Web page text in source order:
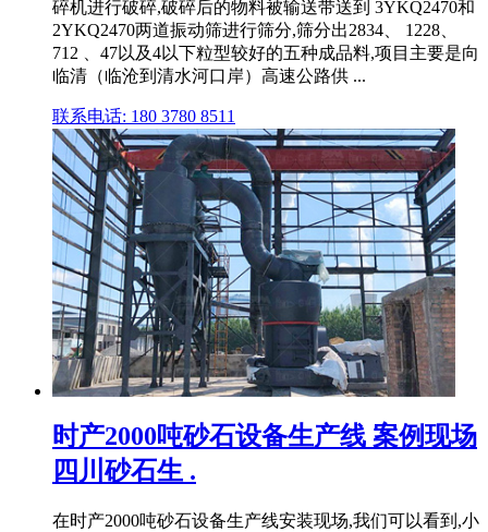
碎机进行破碎,破碎后的物料被输送带送到 3YKQ2470和
2YKQ2470两道振动筛进行筛分,筛分出2834、 1228、
712 、47以及4以下粒型较好的五种成品料,项目主要是向
临清（临沧到清水河口岸）高速公路供 ...
联系电话: 180 3780 8511
时产2000吨砂石设备生产线 案例现场
四川砂石生 .
在时产2000吨砂石设备生产线安装现场,我们可以看到,小